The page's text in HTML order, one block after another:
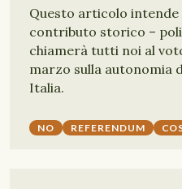
Questo articolo intende
contributo storico –
chiamerà tutti noi al
marzo sulla autonomia
Italia.
NO REFERENDUM